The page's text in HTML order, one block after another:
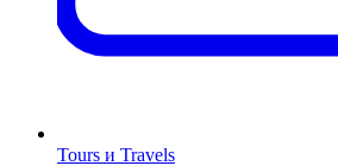
Tours и Travels